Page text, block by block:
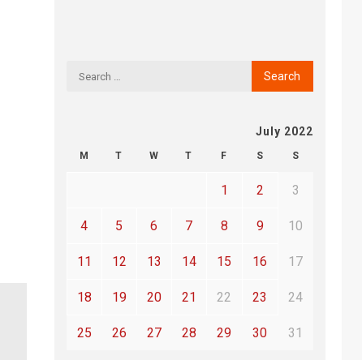
July 2022
M T W T F S S
1 2 3
4 5 6 7 8 9 10
11 12 13 14 15 16 17
18 19 20 21 22 23 24
25 26 27 28 29 30 31